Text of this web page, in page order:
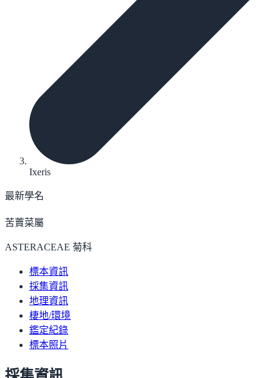
Ixeris
最新學名
苦藚菜屬
ASTERACEAE 菊科
標本資訊
採集資訊
地理資訊
棲地/環境
鑑定紀錄
標本照片